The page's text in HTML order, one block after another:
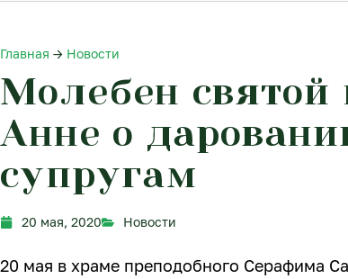
Главная → Новости
Молебен святой
Анне о
супругам
20 мая, 2020 Новости
20 мая в храме преподобного Серафима